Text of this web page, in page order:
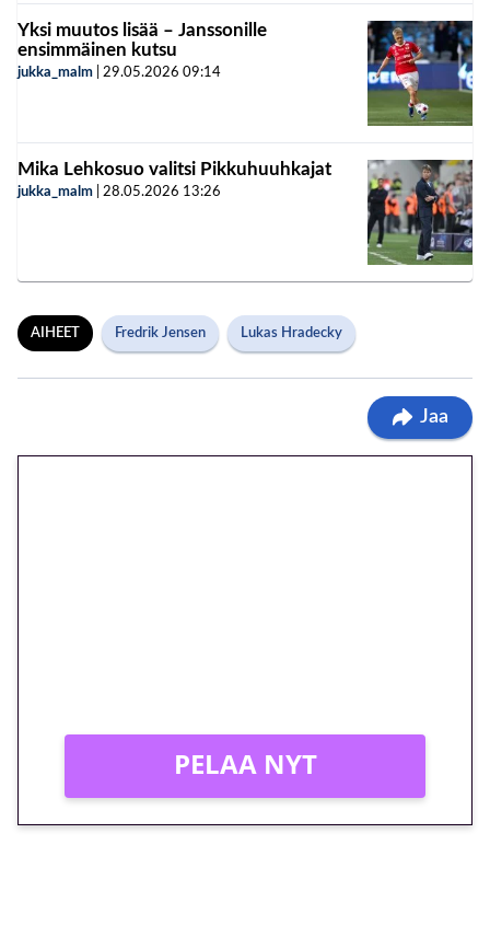
Yksi muutos lisää – Janssonille
ensimmäinen kutsu
jukka_malm 29.05.2026 09:14
Mika Lehkosuo valitsi Pikkuhuuhkajat
jukka_malm 28.05.2026 13:26
AIHEET Fredrik Jensen Lukas Hradecky
Jaa
PELAA NYT